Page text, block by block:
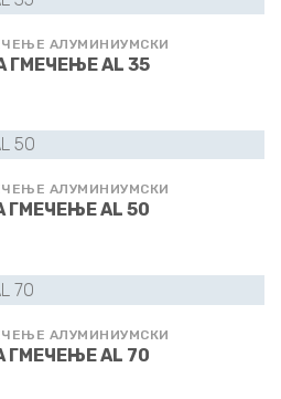
АЛУМИНИУМСКИ
ГМЕЧЕЊЕ AL 35
АЛУМИНИУМСКИ
ГМЕЧЕЊЕ AL 50
АЛУМИНИУМСКИ
ГМЕЧЕЊЕ AL 70